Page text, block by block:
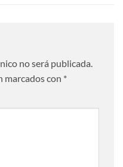
no será publicada.
marcados con *